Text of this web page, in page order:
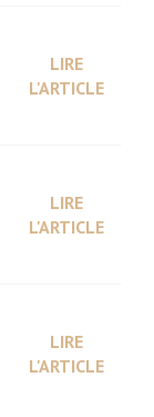
LIRE
L'ARTICLE
LIRE
L'ARTICLE
LIRE
L'ARTICLE